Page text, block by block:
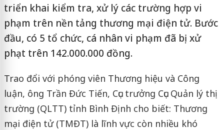
triển khai kiểm tra, xử lý các trường hợp vi
phạm trên nền tảng thương mại điện tử. Bước
đầu, có 5 tổ chức, cá nhân vi phạm đã bị xử
phạt trên 142.000.000 đồng.
Trao đổi với phóng viên Thương hiệu và Công
luận, ông Trần Đức Tiến, Cục trưởng Cục Quản lý thị
trường (QLTT) tỉnh Bình Định cho biết: Thương
mại điện tử (TMĐT) là lĩnh vực còn nhiều khó